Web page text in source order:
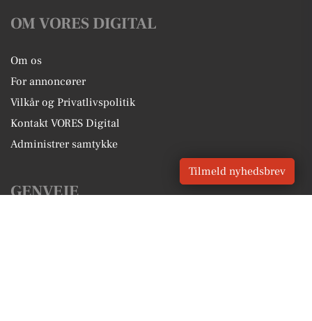
OM VORES DIGITAL
Om os
For annoncører
Vilkår og Privatlivspolitik
Kontakt VORES Digital
Administrer samtykke
GENVEJE
Tilmeld nyhedsbrev